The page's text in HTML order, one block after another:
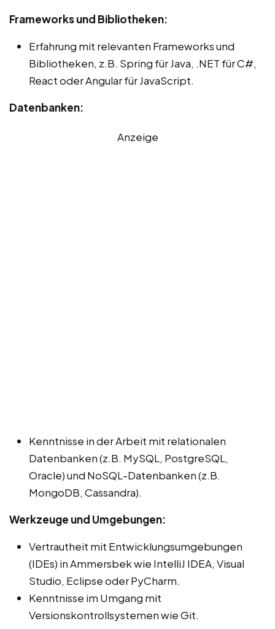
Frameworks und Bibliotheken:
Erfahrung mit relevanten Frameworks und
Bibliotheken, z.B. Spring für Java, .NET für C#,
React oder Angular für JavaScript.
Datenbanken:
Anzeige
Kenntnisse in der Arbeit mit relationalen
Datenbanken (z.B. MySQL, PostgreSQL,
Oracle) und NoSQL-Datenbanken (z.B.
MongoDB, Cassandra).
Werkzeuge und Umgebungen:
Vertrautheit mit Entwicklungsumgebungen
(IDEs) in Ammersbek wie IntelliJ IDEA, Visual
Studio, Eclipse oder PyCharm.
Kenntnisse im Umgang mit
Versionskontrollsystemen wie Git.